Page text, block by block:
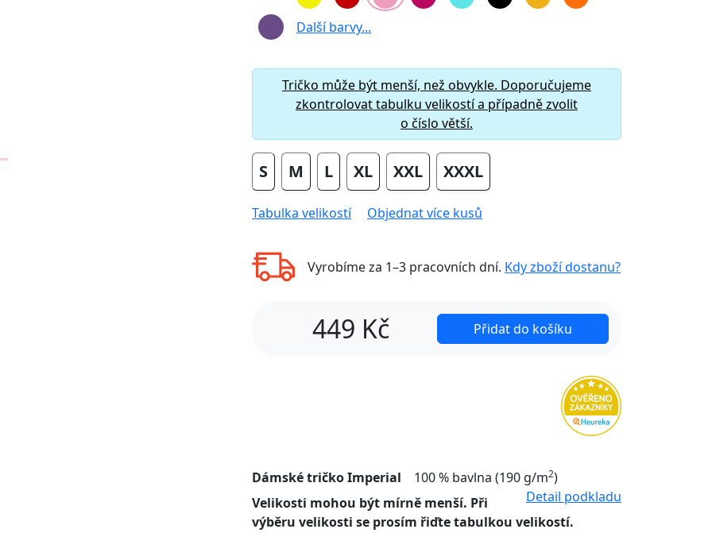
Další barvy...
Tričko může být menší, než obvykle. Doporučujeme
zkontrolovat tabulku velikostí a případně zvolit
o číslo větší.
S M L XL XXL XXXL
Tabulka velikostí Objednat více kusů
Vyrobíme za 1–3 pracovních dní. Kdy zboží dostanu?
449 Kč Přidat do košíku
Dámské tričko Imperial 100 % bavlna (190 g/m2)
Detail podkladu
Velikosti mohou být mírně menší. Při
výběru velikosti se prosím řiďte tabulkou velikostí.